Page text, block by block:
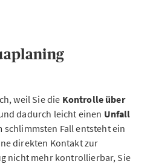
weil Sie die Kontrolle über
dadurch leicht einen Unfall
schlimmsten Fall entsteht ein
direkten Kontakt zur
nicht mehr kontrollierbar, Sie